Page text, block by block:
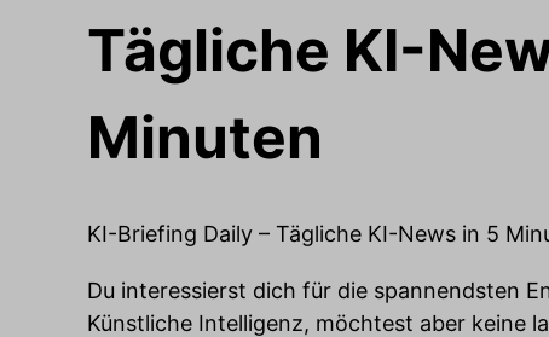
Tägliche KI-
Minuten
KI-Briefing Daily – Tägliche KI-News in 5
Du interessierst dich für die spannendsten
Künstliche Intelligenz, möchtest aber keine